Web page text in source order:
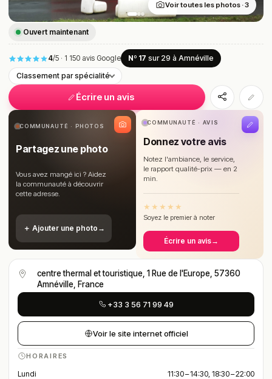
Ouvert maintenant
4/5 · 1 150 avis Google Nº 17 sur 29 à Amnéville
Classement par spécialité
Écrire un avis
Voir toutes les photos · 3
COMMUNAUTÉ · PHOTOS
Partagez une photo
Vous avez mangé ici ? Aidez
la communauté à découvrir
cette adresse.
＋ Ajouter une photo →
COMMUNAUTÉ · AVIS
Donnez votre avis
Notez l'ambiance, le service,
le rapport qualité-prix — en 2
min.
★ ★ ★ ★ ★
Soyez le premier à noter
Écrire un avis→
centre thermal et touristique, 1 Rue de l'Europe, 57360
Amnéville, France
+33 3 56 71 99 49
Voir le site internet officiel
HORAIRES
Lundi 11:30 – 14:30, 18:30 – 22:00